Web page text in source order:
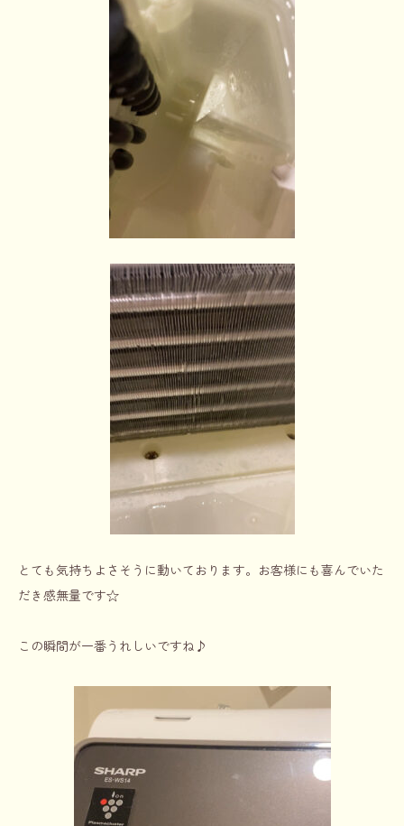
とても気持ちよさそうに動いております。お客様にも喜んでいた
だき感無量です☆
この瞬間が一番うれしいですね♪